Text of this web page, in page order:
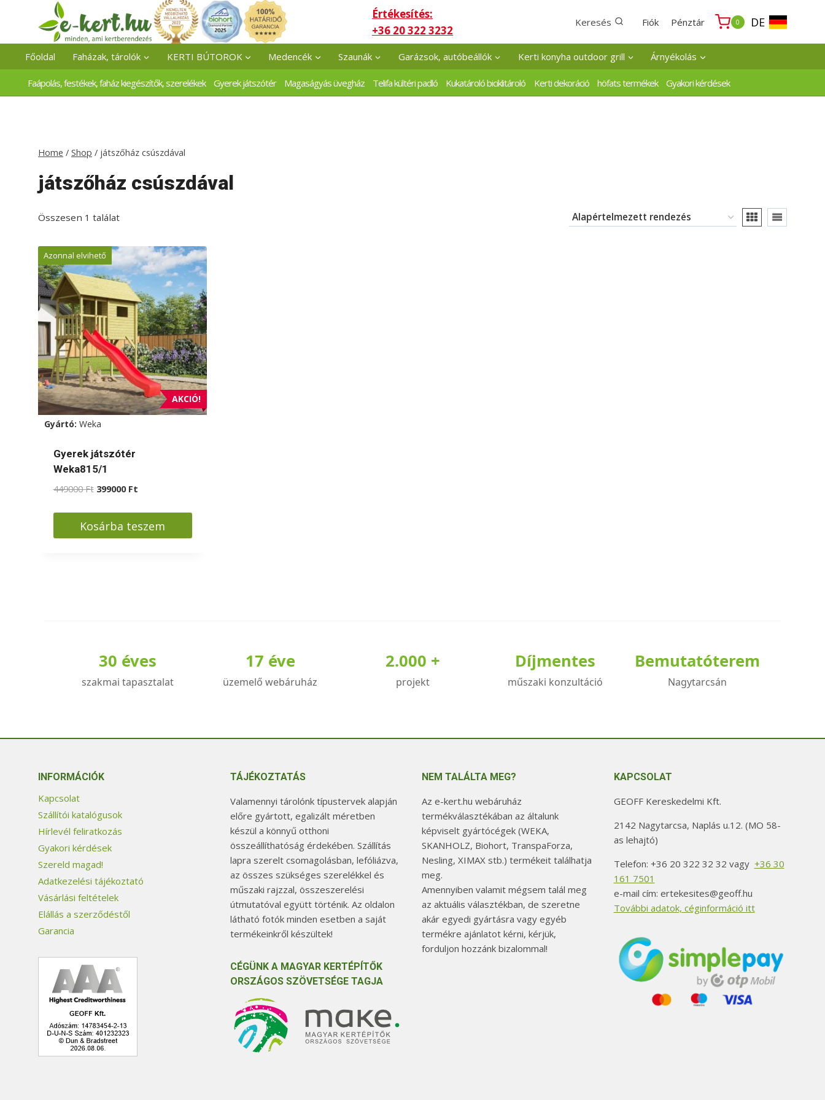
content
Értékesítés:
+36 20 322 3232
Keresés Fiók Pénztár 0 DE
Főoldal Faházak, tárolók KERTI BÚTOROK Medencék Szaunák Garázsok, autóbeállók Kerti konyha outdoor grill Árnyékolás
Faápolás, festékek, faház kiegészítők, szerelékek Gyerek játszótér Magaságyás üvegház Telifa kültéri padló Kukatároló biciklitároló Kerti dekoráció höfats termékek Gyakori kérdések
Home / Shop / játszőház csúszdával
játszőház csúszdával
Összesen 1 találat
AKCIÓ!
Azonnal elvihető
Gyártó: Weka
Gyerek játszótér
Weka815/1
449000Ft Original
was:
449000 Ft.
399000 FtCurrent
is:
399000 Ft.
Kosárba teszem
30 éves
szakmai tapasztalat
17 éve
üzemelő webáruház
2.000 +
projekt
Díjmentes
műszaki konzultáció
Bemutatóterem
Nagytarcsán
INFORMÁCIÓK
Kapcsolat
Szállítói katalógusok
Hírlevél feliratkozás
Gyakori kérdések
Szereld magad!
Adatkezelési tájékoztató
Vásárlási feltételek
Elállás a szerződéstől
Garancia
TÁJÉKOZTATÁS
Valamennyi tárolónk típustervek alapján
előre gyártott, egalizált méretben
készül a könnyű otthoni
összeállíthatóság érdekében. Szállítás
lapra szerelt csomagolásban, lefóliázva,
az összes szükséges szerelékkel és
műszaki rajzzal, összeszerelési
útmutatóval együtt történik. Az oldalon
látható fotók minden esetben a saját
termékeinkről készültek!
CÉGÜNK A MAGYAR KERTÉPÍTŐK
ORSZÁGOS SZÖVETSÉGE TAGJA
NEM TALÁLTA MEG?
Az e-kert.hu webáruház
termékválasztékában az általunk
képviselt gyártócégek (WEKA,
SKANHOLZ, Biohort, TranspaForza,
Nesling, XIMAX stb.) termékeit találhatja
meg.
Amennyiben valamit mégsem talál meg
az aktuális választékban, de szeretne
akár egyedi gyártásra vagy egyéb
termékre ajánlatot kérni, kérjük,
forduljon hozzánk bizalommal!
KAPCSOLAT
GEOFF Kereskedelmi Kft.
2142 Nagytarcsa, Naplás u.12. (MO 58-
as lehajtó)
Telefon: +36 20 322 32 32 vagy +36 30
161 7501
e-mail cím: ertekesites@geoff.hu
További adatok, céginformáció itt